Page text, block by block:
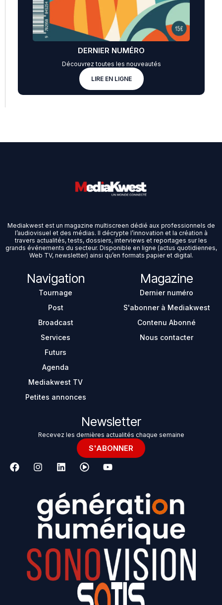
DERNIER NUMÉRO
Découvrez toutes les nouveautés
LIRE EN LIGNE
Mediakwest est un magazine multiscreen dédié aux professionnels de
l’audiovisuel et des médias. Il décrypte l’innovation et la création à
travers actualités, tests, dossiers, interviews et reportages sur les
grands événements du secteur. Disponible en ligne (actus quotidiennes,
Web TV, newsletter) ainsi qu’en formats papier et digital.
Navigation
Tournage
Post
Broadcast
Services
Futurs
Agenda
Mediakwest TV
Petites annonces
Magazine
Dernier numéro
S'abonner à Mediakwest
Contenu Abonné
Nous contacter
Newsletter
Recevez les dernières actualités chaque semaine
S'ABONNER